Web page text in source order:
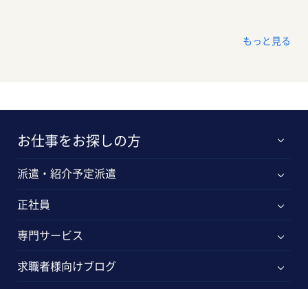
もっと見る
お仕事をお探しの方
派遣・紹介予定派遣
正社員
専門サービス
求職者様向けブログ